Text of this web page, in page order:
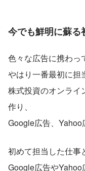
今でも鮮明に蘇る
色々な広告に携わっ
やはり一番最初に担
株式投資のオンライ
作り、
Google広告、Yahoo
初めて担当した仕事
Google広告やYahoo